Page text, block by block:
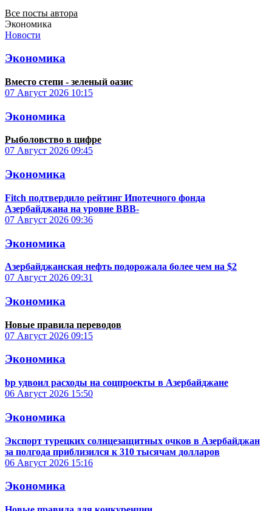
Все посты автора
Экономика
Новости
Экономика
Вместо степи - зеленый оазис
07 Август 2026 10:15
Экономика
Рыболовство в цифре
07 Август 2026 09:45
Экономика
Fitch подтвердило рейтинг Ипотечного фонда
Азербайджана на уровне BBB-
07 Август 2026 09:36
Экономика
Азербайджанская нефть подорожала более чем на $2
07 Август 2026 09:31
Экономика
Новые правила переводов
07 Август 2026 09:15
Экономика
bp удвоил расходы на соцпроекты в Азербайджане
06 Август 2026 15:50
Экономика
Экспорт турецких солнцезащитных очков в Азербайджан
за полгода приблизился к 310 тысячам долларов
06 Август 2026 15:16
Экономика